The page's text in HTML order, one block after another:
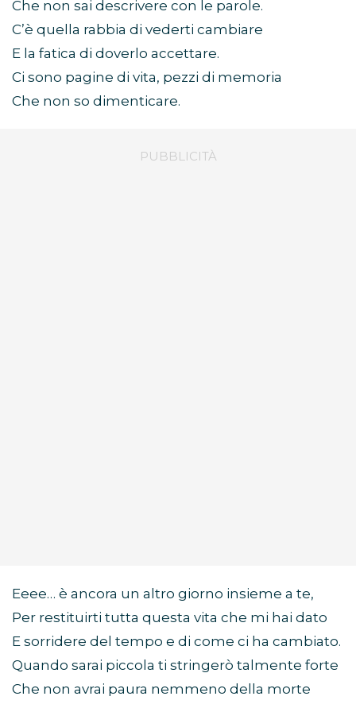
Che non sai descrivere con le parole.
C’è quella rabbia di vederti cambiare
E la fatica di doverlo accettare.
Ci sono pagine di vita, pezzi di memoria
Che non so dimenticare.
Eeee… è ancora un altro giorno insieme a te,
Per restituirti tutta questa vita che mi hai dato
E sorridere del tempo e di come ci ha cambiato.
Quando sarai piccola ti stringerò talmente forte
Che non avrai paura nemmeno della morte